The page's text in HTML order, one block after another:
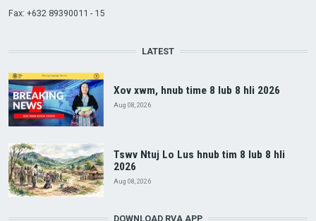
Fax: +632 89390011 - 15
LATEST
Xov xwm, hnub time 8 lub 8 hli 2026
Aug 08, 2026
Tswv Ntuj Lo Lus hnub tim 8 lub 8 hli
2026
Aug 08, 2026
DOWNLOAD RVA APP